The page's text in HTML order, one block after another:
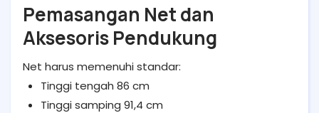
Pemasangan Net dan
Aksesoris Pendukung
Net harus memenuhi standar:
Tinggi tengah 86 cm
Tinggi samping 91,4 cm